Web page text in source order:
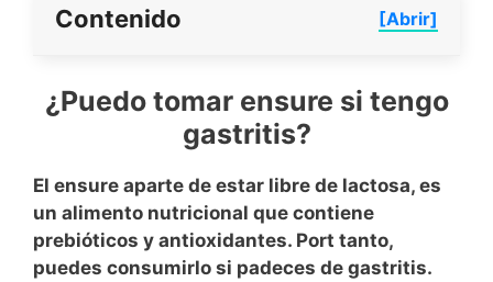
Contenido [Abrir]
¿Puedo tomar ensure si tengo
gastritis?
El ensure aparte de estar libre de lactosa, es
un alimento nutricional que contiene
prebióticos y antioxidantes. Port tanto,
puedes consumirlo si padeces de gastritis.